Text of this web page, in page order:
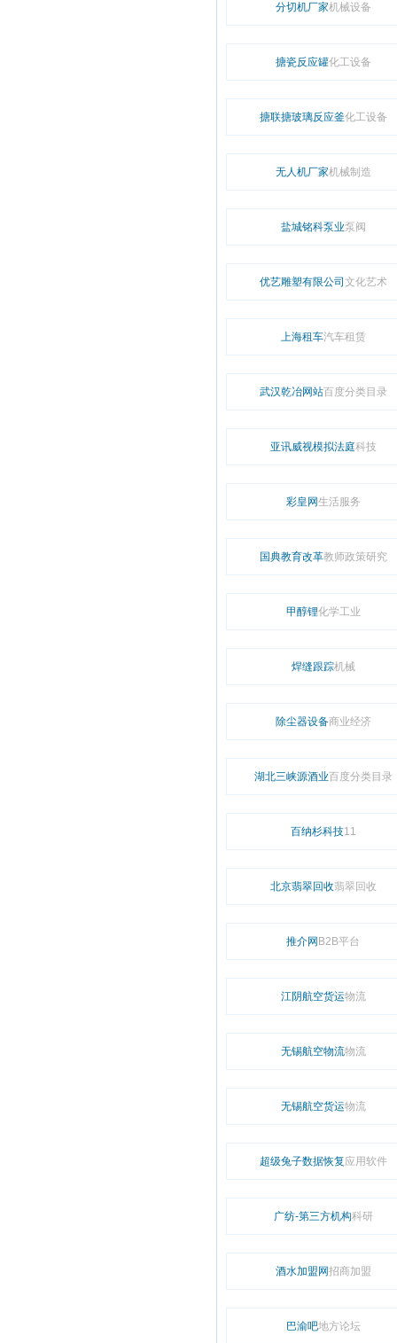
分切机厂家机械设备
搪瓷反应罐化工设备
搪联搪玻璃反应釜化工设备
无人机厂家机械制造
盐城铭科泵业泵阀
优艺雕塑有限公司 文化艺术
上海租车汽车租赁
武汉乾冶网站百度分类目录
亚讯威视模拟法庭科技
彩皇网生活服务
国典教育改革教师政策研究
甲醇锂化学工业
焊缝跟踪机械
除尘器设备商业经济
湖北三峡源酒业百度分类目录
百纳杉科技11
北京翡翠回收翡翠回收
推介网 B2B平台
江阴航空货运物流
无锡航空物流物流
无锡航空货运物流
超级兔子数据恢复 应用软件
广纺-第三方机构科研
酒水加盟网招商加盟
巴渝吧地方论坛